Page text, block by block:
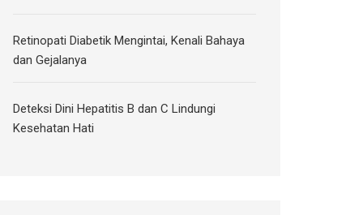
Retinopati Diabetik Mengintai, Kenali Bahaya
dan Gejalanya
Deteksi Dini Hepatitis B dan C Lindungi
Kesehatan Hati